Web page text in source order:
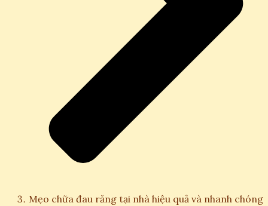
Mẹo chữa đau răng tại nhà hiệu quả và nhanh chóng